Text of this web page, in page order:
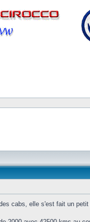
cabs, elle s'est fait un